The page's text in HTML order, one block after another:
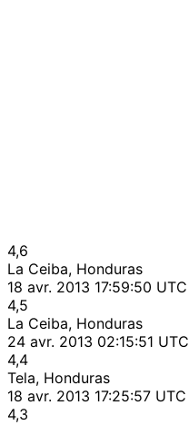
4,6
La Ceiba, Honduras
18 avr. 2013 17:59:50 UTC
4,5
La Ceiba, Honduras
24 avr. 2013 02:15:51 UTC
4,4
Tela, Honduras
18 avr. 2013 17:25:57 UTC
4,3